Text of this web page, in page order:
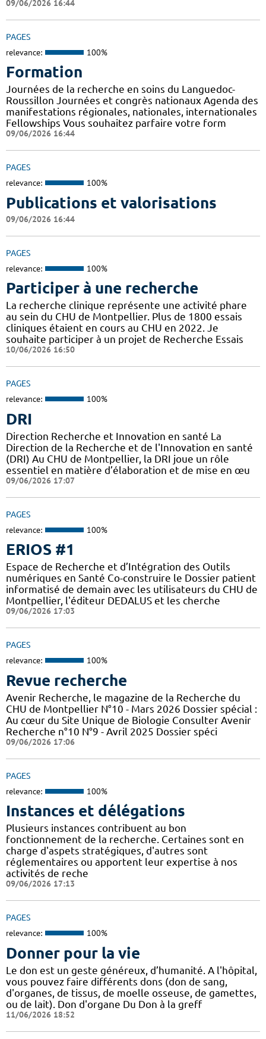
09/06/2026 16:44
PAGES
relevance: 100%
Formation
Journées de la recherche en soins du Languedoc-
Roussillon Journées et congrès nationaux Agenda des
manifestations régionales, nationales, internationales
Fellowships Vous souhaitez parfaire votre form
09/06/2026 16:44
PAGES
relevance: 100%
Publications et valorisations
09/06/2026 16:44
PAGES
relevance: 100%
Participer à une recherche
La recherche clinique représente une activité phare
au sein du CHU de Montpellier. Plus de 1800 essais
cliniques étaient en cours au CHU en 2022. Je
souhaite participer à un projet de Recherche Essais
10/06/2026 16:50
PAGES
relevance: 100%
DRI
Direction Recherche et Innovation en santé La
Direction de la Recherche et de l'Innovation en santé
(DRI) Au CHU de Montpellier, la DRI joue un rôle
essentiel en matière d’élaboration et de mise en œu
09/06/2026 17:07
PAGES
relevance: 100%
ERIOS #1
Espace de Recherche et d’Intégration des Outils
numériques en Santé Co-construire le Dossier patient
informatisé de demain avec les utilisateurs du CHU de
Montpellier, l'éditeur DEDALUS et les cherche
09/06/2026 17:03
PAGES
relevance: 100%
Revue recherche
Avenir Recherche, le magazine de la Recherche du
CHU de Montpellier N°10 - Mars 2026 Dossier spécial :
Au cœur du Site Unique de Biologie Consulter Avenir
Recherche n°10 N°9 - Avril 2025 Dossier spéci
09/06/2026 17:06
PAGES
relevance: 100%
Instances et délégations
Plusieurs instances contribuent au bon
fonctionnement de la recherche. Certaines sont en
charge d'aspets stratégiques, d'autres sont
réglementaires ou apportent leur expertise à nos
activités de reche
09/06/2026 17:13
PAGES
relevance: 100%
Donner pour la vie
Le don est un geste généreux, d’humanité. A l'hôpital,
vous pouvez faire différents dons (don de sang,
d'organes, de tissus, de moelle osseuse, de gamettes,
ou de lait). Don d'organe Du Don à la greff
11/06/2026 18:52